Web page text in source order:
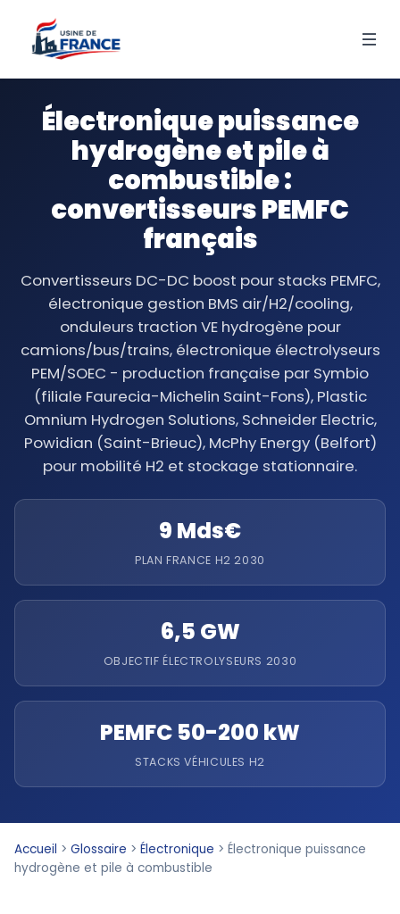
Électronique puissance
hydrogène et pile à
combustible :
convertisseurs PEMFC
français
Convertisseurs DC-DC boost pour stacks PEMFC,
électronique gestion BMS air/H2/cooling,
onduleurs traction VE hydrogène pour
camions/bus/trains, électronique électrolyseurs
PEM/SOEC - production française par Symbio
(filiale Faurecia-Michelin Saint-Fons), Plastic
Omnium Hydrogen Solutions, Schneider Electric,
Powidian (Saint-Brieuc), McPhy Energy (Belfort)
pour mobilité H2 et stockage stationnaire.
9 Mds€
PLAN FRANCE H2 2030
6,5 GW
OBJECTIF ÉLECTROLYSEURS 2030
PEMFC 50-200 kW
STACKS VÉHICULES H2
Accueil > Glossaire > Électronique > Électronique puissance
hydrogène et pile à combustible